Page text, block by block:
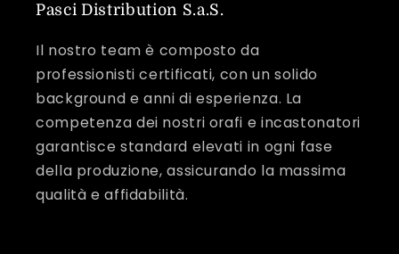
Pasci Distribution S.a.S.
Il nostro team è composto da
professionisti certificati, con un solido
background e anni di esperienza. La
competenza dei nostri orafi e incastonatori
garantisce standard elevati in ogni fase
della produzione, assicurando la massima
qualità e affidabilità.